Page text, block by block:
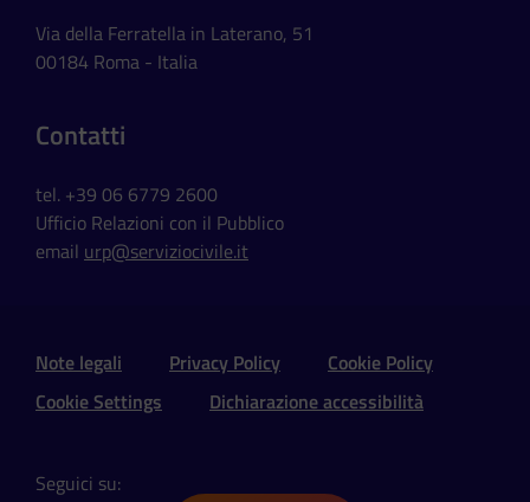
Via della Ferratella in Laterano, 51
00184 Roma - Italia
Contatti
tel. +39 06 6779 2600
Ufficio Relazioni con il Pubblico
email urp@serviziocivile.it
Sezione Link Utili e Social
Note legali Privacy Policy
Cookie Policy
Cookie Settings
Dichiarazione accessibilità
Seguici su: